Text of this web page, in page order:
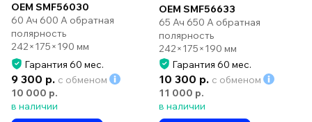
OEM SMF56030
60 Ач 600 А обратная
полярность
242×175×190 мм
Гарантия 60 мес.
9 300 р. с обменом
10 000 р.
в наличии
OEM SMF56633
65 Ач 650 А обратная
полярность
242×175×190 мм
Гарантия 60 мес.
10 300 р. с обменом
11 000 р.
в наличии